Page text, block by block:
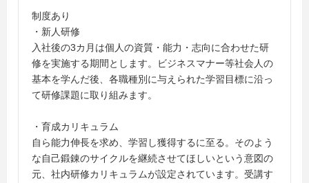
制度あり
・新人研修
入社後の3カ月は個人の資質・能力・志向に合わせた研
修を実施する期間とします。ビジネスマナー等社会人の
基本を学んだ後、各職種別に与えられた学習目標に沿っ
て研修課題に取り組みます。
・育成カリキュラム
自ら能力伸長を求め、学習し獲得するに至る。そのよう
な自己鍛錬のサイクルを継続させてほしいという意図の
元、社内研修カリキュラムが設定されています。受講す